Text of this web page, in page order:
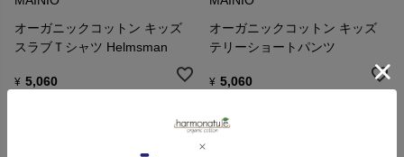
オーガニックコットン キッズ
スラブＴシャツ Helmsman
¥ 5,060
オーガニックコットン キッズ
テリーショートパンツ
¥ 5,060